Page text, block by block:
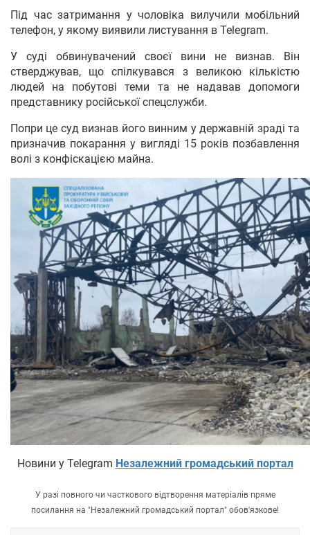
Під час затримання у чоловіка вилучили мобільний
телефон, у якому виявили листування в Telegram.
У суді обвинувачений своєї вини не визнав. Він
стверджував, що спілкувався з великою кількістю
людей на побутові теми та не надавав допомоги
представнику російської спецслужби.
Попри це суд визнав його винним у державній зраді та
призначив покарання у вигляді 15 років позбавлення
волі з конфіскацією майна.
Новини у Telegram Незалежний громадський портал
У разі повного чи часткового відтворення матеріалів пряме
посилання на "Незалежний громадський портал" обов'язкове!